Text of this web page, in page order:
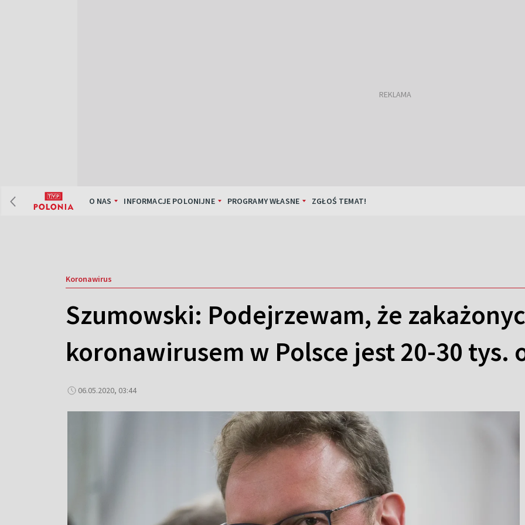
O NAS INFORMACJE POLONIJNE PROGRAMY WŁASNE ZGŁOŚ TEMAT!
Koronawirus
Szumowski: Podejrzewam, że
koronawirusem w Polsce jest 20-30 tys.
06.05.2020, 03:44